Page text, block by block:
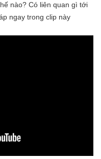
nào? Có liên quan gì tới
ngay trong clip này